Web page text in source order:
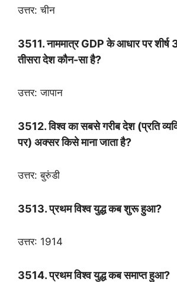
उत्तर: चीन
3511. नाममात्र GDP के आधार पर शीर्ष
तीसरा देश कौन-सा है?
उत्तर: जापान
3512. विश्व का सबसे गरीब देश (प्रति
पर) अक्सर किसे माना जाता है?
उत्तर: बुरुंडी
3513. प्रथम विश्व युद्ध कब शुरू हुआ?
उत्तर: 1914
3514. प्रथम विश्व युद्ध कब समाप्त हुआ?